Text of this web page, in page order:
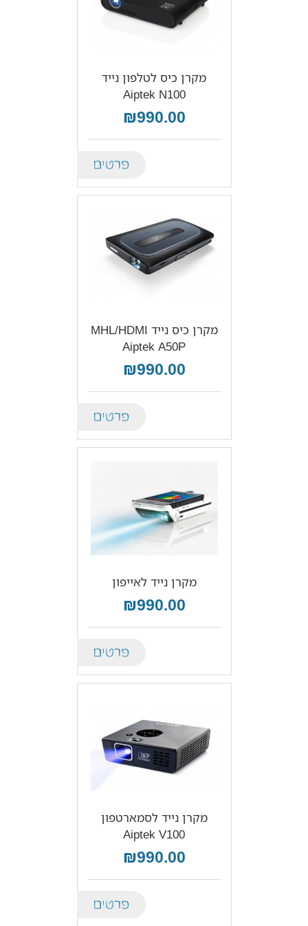
מקרן כיס לטלפון נייד
Aiptek N100
₪990.00
מקרן כיס נייד MHL/HDMI
Aiptek A50P
₪990.00
מקרן נייד לאייפון
₪990.00
מקרן נייד לסמארטפון
Aiptek V100
₪990.00